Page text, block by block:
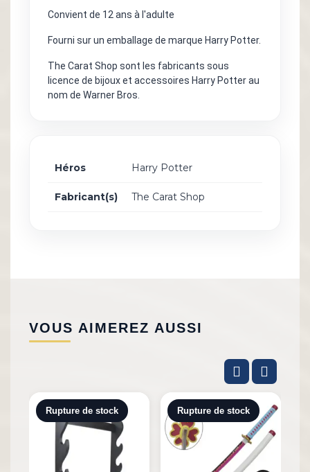
Convient de 12 ans à l'adulte
Fourni sur un emballage de marque Harry Potter.
The Carat Shop sont les fabricants sous
licence de bijoux et accessoires Harry Potter au
nom de Warner Bros.
Héros Harry Potter
Fabricant(s) The Carat Shop
VOUS AIMEREZ AUSSI
Rupture de stock Rupture de stock